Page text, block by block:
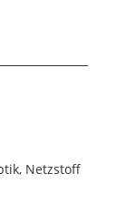
Netzstoff